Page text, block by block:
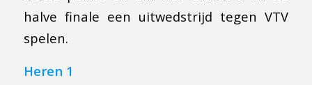
halve finale een uitwedstrijd tegen VTV
spelen.
Heren 1